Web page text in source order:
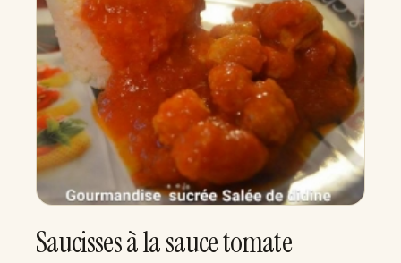
Saucisses à la sauce tomate